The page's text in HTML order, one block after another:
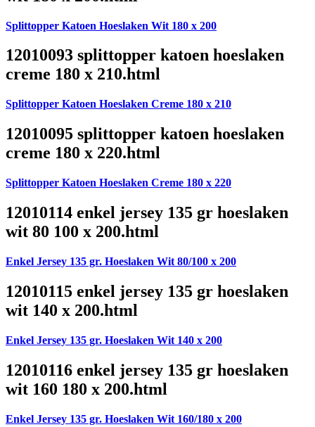
Splittopper Katoen Hoeslaken Wit 180 x 200
12010093 splittopper katoen hoeslaken
creme 180 x 210.html
Splittopper Katoen Hoeslaken Creme 180 x 210
12010095 splittopper katoen hoeslaken
creme 180 x 220.html
Splittopper Katoen Hoeslaken Creme 180 x 220
12010114 enkel jersey 135 gr hoeslaken
wit 80 100 x 200.html
Enkel Jersey 135 gr. Hoeslaken Wit 80/100 x 200
12010115 enkel jersey 135 gr hoeslaken
wit 140 x 200.html
Enkel Jersey 135 gr. Hoeslaken Wit 140 x 200
12010116 enkel jersey 135 gr hoeslaken
wit 160 180 x 200.html
Enkel Jersey 135 gr. Hoeslaken Wit 160/180 x 200